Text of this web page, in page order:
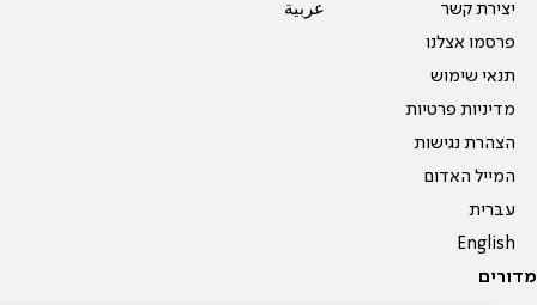
יצירת קשר
פרסמו אצלנו
תנאי שימוש
מדיניות פרטיות
הצהרת נגישות
המייל האדום
עברית
English
عربية
מדורים